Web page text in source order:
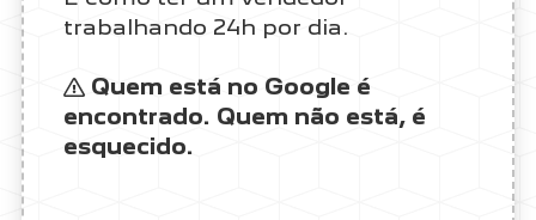
trabalhando 24h por dia.
Quem está no Google é
encontrado. Quem não está, é
esquecido.